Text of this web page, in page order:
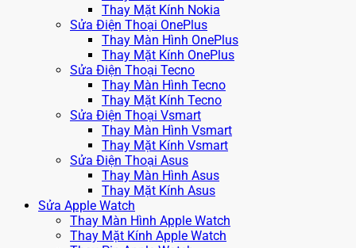
Thay Mặt Kính Nokia
Sửa Điện Thoại OnePlus
Thay Màn Hình OnePlus
Thay Mặt Kính OnePlus
Sửa Điện Thoại Tecno
Thay Màn Hình Tecno
Thay Mặt Kính Tecno
Sửa Điện Thoại Vsmart
Thay Màn Hình Vsmart
Thay Mặt Kính Vsmart
Sửa Điện Thoại Asus
Thay Màn Hình Asus
Thay Mặt Kính Asus
Sửa Apple Watch
Thay Màn Hình Apple Watch
Thay Mặt Kính Apple Watch